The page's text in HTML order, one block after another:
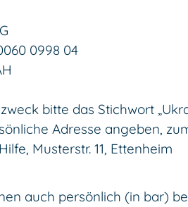
0998 04
bitte das Stichwort
Adresse angeben,
Musterstr. 11, Ettenheim
auch persönlich (in bar)